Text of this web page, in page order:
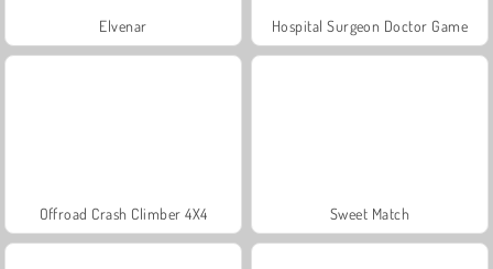
Elvenar Hospital Surgeon Doctor Game
Offroad Crash Climber 4X4 Sweet Match